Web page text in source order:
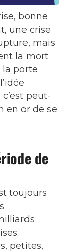
bonne
une crise
mais
la mort
la porte
peut-
en or de se
de
toujours
petites,